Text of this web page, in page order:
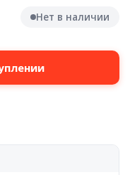
Нет в наличии